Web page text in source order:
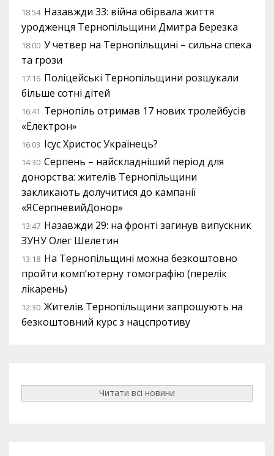
18:54 Назавжди 33: війна обірвала життя
уродженця Тернопільщини Дмитра Березка
18:00 У четвер на Тернопільщині – сильна спека
та грози
17:16 Поліцейські Тернопільщини розшукали
більше сотні дітей
16:41 Тернопіль отримав 17 нових тролейбусів
«Електрон»
16:03 Ісус Христос Українець?
14:30 Серпень – найскладніший період для
донорства: жителів Тернопільщини
закликають долучитися до кампанії
«ЯСерпневийДонор»
13:47 Назавжди 29: на фронті загинув випускник
ЗУНУ Олег Шелетин
13:18 На Тернопільщині можна безкоштовно
пройти комп’ютерну томографію (перелік
лікарень)
12:30 Жителів Тернопільщини запрошують на
безкоштовний курс з нацспротиву
Читати всі новини